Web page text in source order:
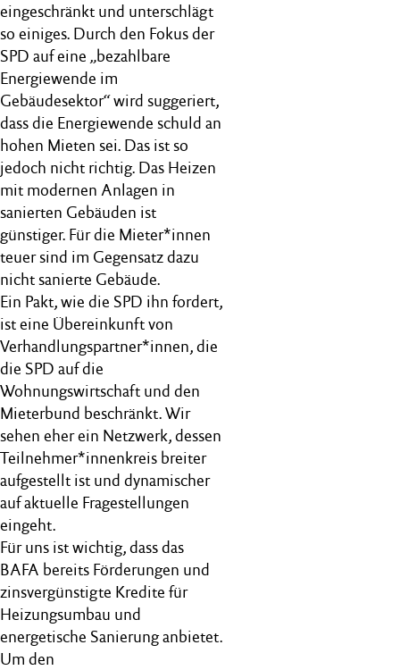
eingeschränkt und unterschlägt
so einiges. Durch den Fokus der
SPD auf eine „bezahlbare
Energiewende im
Gebäudesektor“ wird suggeriert,
dass die Energiewende schuld an
hohen Mieten sei. Das ist so
jedoch nicht richtig. Das Heizen
mit modernen Anlagen in
sanierten Gebäuden ist
günstiger. Für die Mieter*innen
teuer sind im Gegensatz dazu
nicht sanierte Gebäude.
Ein Pakt, wie die SPD ihn fordert,
ist eine Übereinkunft von
Verhandlungspartner*innen, die
die SPD auf die
Wohnungswirtschaft und den
Mieterbund beschränkt. Wir
sehen eher ein Netzwerk, dessen
Teilnehmer*innenkreis breiter
aufgestellt ist und dynamischer
auf aktuelle Fragestellungen
eingeht.
Für uns ist wichtig, dass das
BAFA bereits Förderungen und
zinsvergünstigte Kredite für
Heizungsumbau und
energetische Sanierung anbietet.
Um den